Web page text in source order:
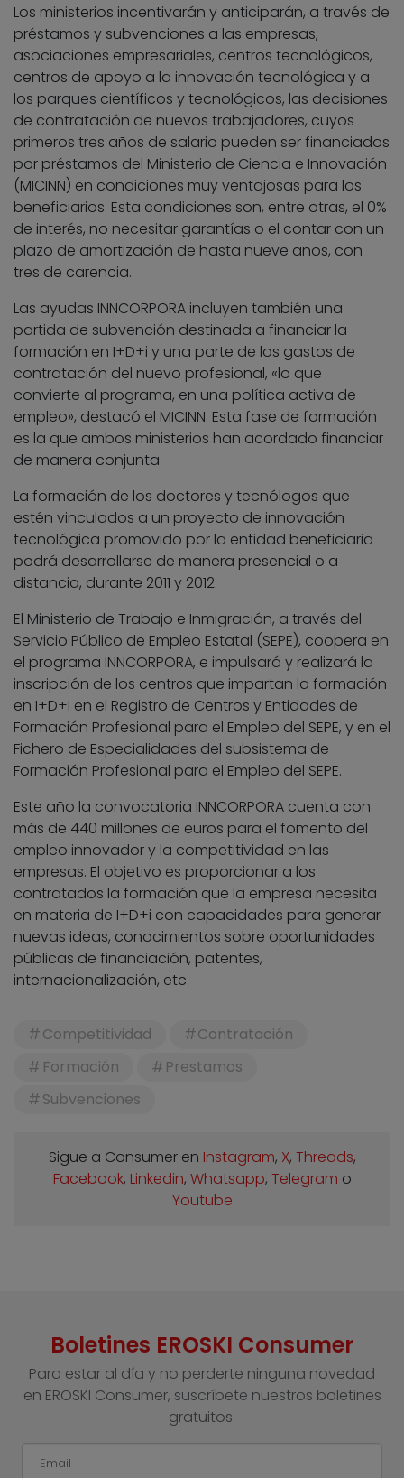
Los ministerios incentivarán y anticiparán, a través de
préstamos y subvenciones a las empresas,
asociaciones empresariales, centros tecnológicos,
centros de apoyo a la innovación tecnológica y a
los parques científicos y tecnológicos, las decisiones
de contratación de nuevos trabajadores, cuyos
primeros tres años de salario pueden ser financiados
por préstamos del Ministerio de Ciencia e Innovación
(MICINN) en condiciones muy ventajosas para los
beneficiarios. Esta condiciones son, entre otras, el 0%
de interés, no necesitar garantías o el contar con un
plazo de amortización de hasta nueve años, con
tres de carencia.
Las ayudas INNCORPORA incluyen también una
partida de subvención destinada a financiar la
formación en I+D+i y una parte de los gastos de
contratación del nuevo profesional, «lo que
convierte al programa, en una política activa de
empleo», destacó el MICINN. Esta fase de formación
es la que ambos ministerios han acordado financiar
de manera conjunta.
La formación de los doctores y tecnólogos que
estén vinculados a un proyecto de innovación
tecnológica promovido por la entidad beneficiaria
podrá desarrollarse de manera presencial o a
distancia, durante 2011 y 2012.
El Ministerio de Trabajo e Inmigración, a través del
Servicio Público de Empleo Estatal (SEPE), coopera en
el programa INNCORPORA, e impulsará y realizará la
inscripción de los centros que impartan la formación
en I+D+i en el Registro de Centros y Entidades de
Formación Profesional para el Empleo del SEPE, y en el
Fichero de Especialidades del subsistema de
Formación Profesional para el Empleo del SEPE.
Este año la convocatoria INNCORPORA cuenta con
más de 440 millones de euros para el fomento del
empleo innovador y la competitividad en las
empresas. El objetivo es proporcionar a los
contratados la formación que la empresa necesita
en materia de I+D+i con capacidades para generar
nuevas ideas, conocimientos sobre oportunidades
públicas de financiación, patentes,
internacionalización, etc.
Competitividad
Contratación
Formación
Prestamos
Subvenciones
Sigue a Consumer en Instagram, X, Threads,
Facebook, Linkedin, Whatsapp, Telegram o
Youtube
Boletines EROSKI Consumer
Para estar al día y no perderte ninguna novedad
en EROSKI Consumer, suscríbete nuestros boletines
gratuitos.